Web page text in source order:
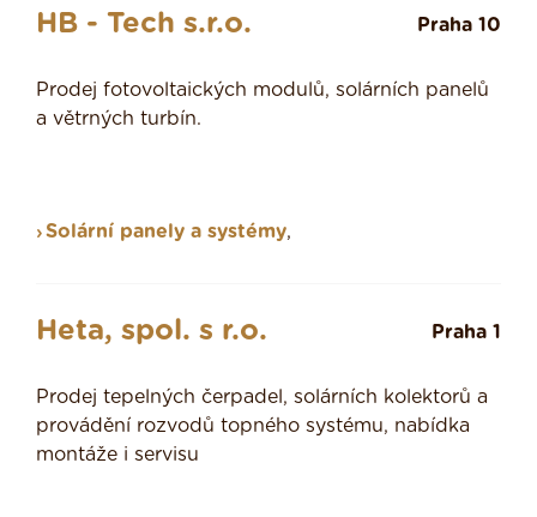
HB - Tech s.r.o. Praha 10
Prodej fotovoltaických modulů, solárních panelů
a větrných turbín.
Solární panely a systémy,
Heta, spol. s r.o. Praha 1
Prodej tepelných čerpadel, solárních kolektorů a
provádění rozvodů topného systému, nabídka
montáže i servisu